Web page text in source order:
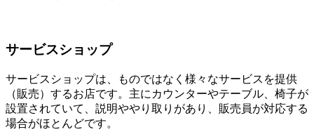
サービスショップ
サービスショップは、ものではなく様々なサービスを提供
（販売）するお店です。主にカウンターやテーブル、椅子が
設置されていて、説明ややり取りがあり、販売員が対応する
場合がほとんどです。